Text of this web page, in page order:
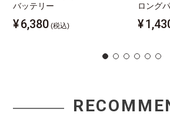
バッテリー
¥6,380 (税込)
ロング
¥